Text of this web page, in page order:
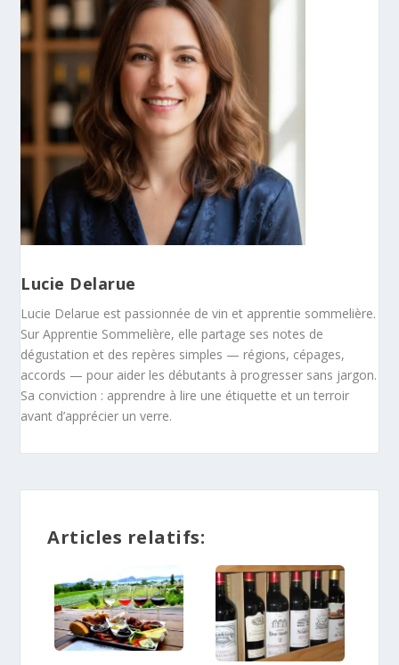
Lucie Delarue
Lucie Delarue est passionnée de vin et apprentie sommelière.
Sur Apprentie Sommelière, elle partage ses notes de
dégustation et des repères simples — régions, cépages,
accords — pour aider les débutants à progresser sans jargon.
Sa conviction : apprendre à lire une étiquette et un terroir
avant d’apprécier un verre.
Articles relatifs: